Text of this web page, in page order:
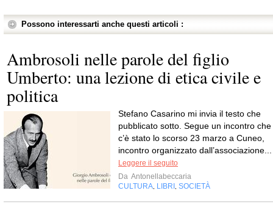
Possono interessarti anche questi articoli :
Ambrosoli nelle parole del figlio
Umberto: una lezione di etica civile e
politica
Stefano Casarino mi invia il testo che
pubblicato sotto. Segue un incontro che
c’è stato lo scorso 23 marzo a Cuneo,
incontro organizzato dall’associazione...
Leggere il seguito
Da Antonellabeccaria
CULTURA LIBRI SOCIETÀ